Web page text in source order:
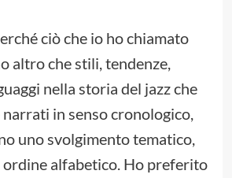
ciò che io ho chiamato
altro che stili, tendenze,
nella storia del jazz che
narrati in senso cronologico,
uno svolgimento tematico,
alfabetico. Ho preferito